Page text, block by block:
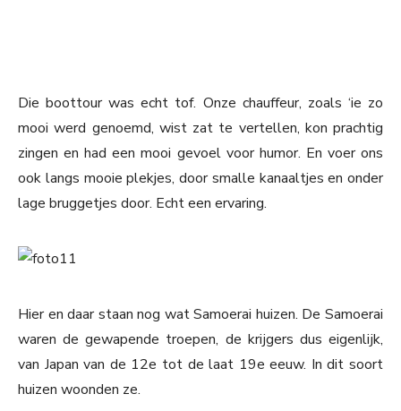
Die boottour was echt tof. Onze chauffeur, zoals ‘ie zo
mooi werd genoemd, wist zat te vertellen, kon prachtig
zingen en had een mooi gevoel voor humor. En voer ons
ook langs mooie plekjes, door smalle kanaaltjes en onder
lage bruggetjes door. Echt een ervaring.
Hier en daar staan nog wat Samoerai huizen. De Samoerai
waren de gewapende troepen, de krijgers dus eigenlijk,
van Japan van de 12e tot de laat 19e eeuw. In dit soort
huizen woonden ze.